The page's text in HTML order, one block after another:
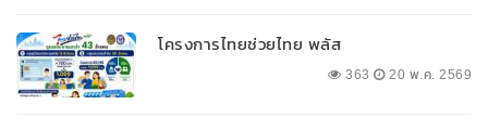
โครงการไทยช่วยไทย พลัส
363 20 พ.ค. 2569